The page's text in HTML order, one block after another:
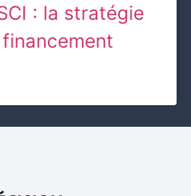
: la stratégie